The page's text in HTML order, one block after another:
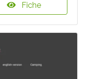
Fiche